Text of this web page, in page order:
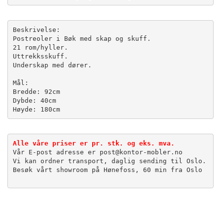
Beskrivelse:
Postreoler i Bøk med skap og skuff.
21 rom/hyller.
Uttrekksskuff.
Underskap med dører.
Mål:
Bredde: 92cm
Dybde: 40cm
Høyde: 180cm
Alle våre priser er pr. stk. og eks. mva.
Vår E-post adresse er post@kontor-mobler.no
Vi kan ordner transport, daglig sending til Oslo.
Besøk vårt showroom på Hønefoss, 60 min fra Oslo